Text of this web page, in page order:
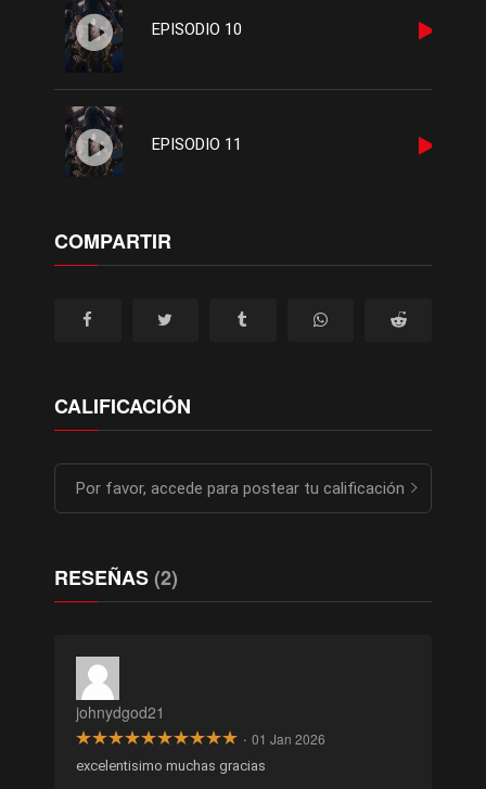
EPISODIO 10
EPISODIO 11
COMPARTIR
CALIFICACIÓN
Por favor, accede para postear tu calificación
RESEÑAS(2)
johnydgod21
· 01 Jan 2026
excelentisimo muchas gracias